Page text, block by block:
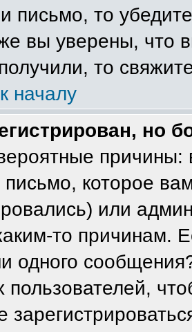
письмо, то
вы уверены, что
то
началу
но
письмо, которое
или
то причинам.
одного
пользователей,